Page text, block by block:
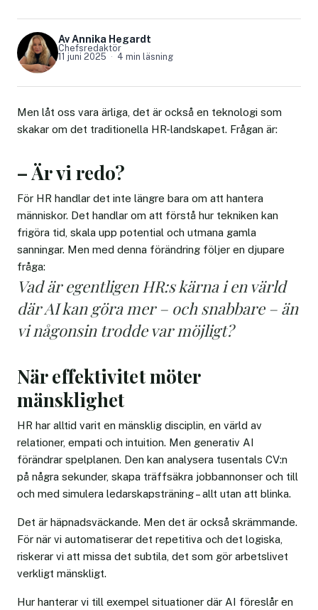
Av Annika Hegardt
Chefsredaktör
11 juni 2025
4 min läsning
Men låt oss vara ärliga, det är också en teknologi som
skakar om det traditionella HR-landskapet. Frågan är:
– Är vi redo?
För HR handlar det inte längre bara om att hantera
människor. Det handlar om att förstå hur tekniken kan
frigöra tid, skala upp potential och utmana gamla
sanningar. Men med denna förändring följer en djupare
fråga:
Vad är egentligen HR:s kärna i en värld
där AI kan göra mer – och snabbare – än
vi någonsin trodde var möjligt?
När effektivitet möter
mänsklighet
HR har alltid varit en mänsklig disciplin, en värld av
relationer, empati och intuition. Men generativ AI
förändrar spelplanen. Den kan analysera tusentals CV:n
på några sekunder, skapa träffsäkra jobbannonser och till
och med simulera ledarskapsträning – allt utan att blinka.
Det är häpnadsväckande. Men det är också skrämmande.
För när vi automatiserar det repetitiva och det logiska,
riskerar vi att missa det subtila, det som gör arbetslivet
verkligt mänskligt.
Hur hanterar vi till exempel situationer där AI föreslår en